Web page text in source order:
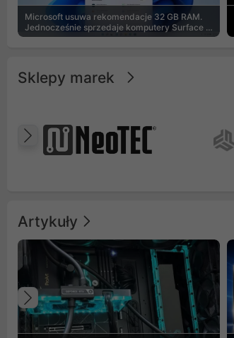
Microsoft usuwa rekomendacje 32 GB RAM.
Jednocześnie sprzedaje komputery Surface z
8 GB
Sklepy marek
Poprzedni
Artykuły
Poprzedni